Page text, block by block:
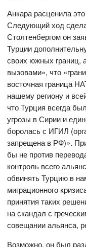
Анкара расценила
Следующий ход
Столтенбергом он
Турции
своих южных границ,
вызовами», что
восточная граница
нашему региону и
что Турция всегда
угрозы в Сирии и
боролась с ИГИЛ
запрещена в РФ)».
бы не против
контроль всего
обвинять Турцию в
миграционного
принятия таких
на скандал с
совещании альянса,
Возможно, он был